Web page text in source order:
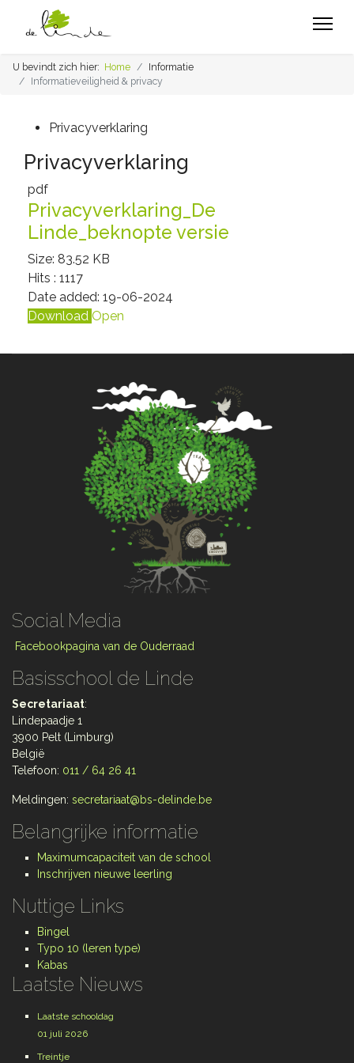
U bevindt zich hier: Home
Informatie
Informatieveiligheid & privacy
Privacyverklaring
Privacyverklaring
pdf
Privacyverklaring_De
Linde_beknopte versie
Size: 83.52 KB
Hits : 1117
Date added: 19-06-2024
Download Open
Social Media
Facebookpagina van de Ouderraad
Basisschool de Linde
Secretariaat:
Lindepaadje 1
3900 Pelt (Limburg)
België
Telefoon: 011 / 64 26 41
Meldingen: secretariaat@bs-delinde.be
Belangrijke informatie
Maximumcapaciteit van de school
Inschrijven nieuwe leerling
Nuttige Links
Bingel
Typo 10 (leren type)
Kabas
Laatste Nieuws
Laatste schooldag
01 juli 2026
Treintje